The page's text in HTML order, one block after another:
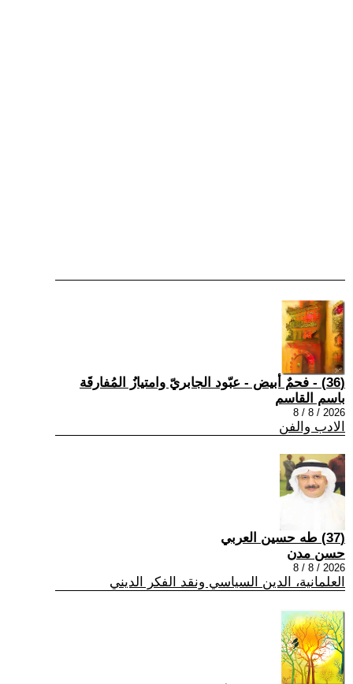
(36) - فحمٌ أبيض - عبّود الجابريّ وامتيازُ المُفارقَة
باسم القاسم
2026 / 8 / 8
الادب والفن
(37) طه حسين العربي
حسن مدن
2026 / 8 / 8
العلمانية، الدين السياسي ونقد الفكر الديني